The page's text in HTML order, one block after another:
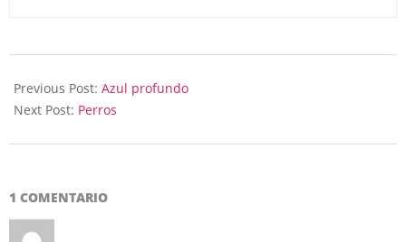
10-
27
Previous Post: Azul profundo
Next Post: Perros
1 COMENTARIO